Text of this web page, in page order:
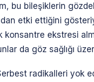
bu bileşiklerin
etki ettiğini
ekstresi
da göz sağlığı
radikalleri yok